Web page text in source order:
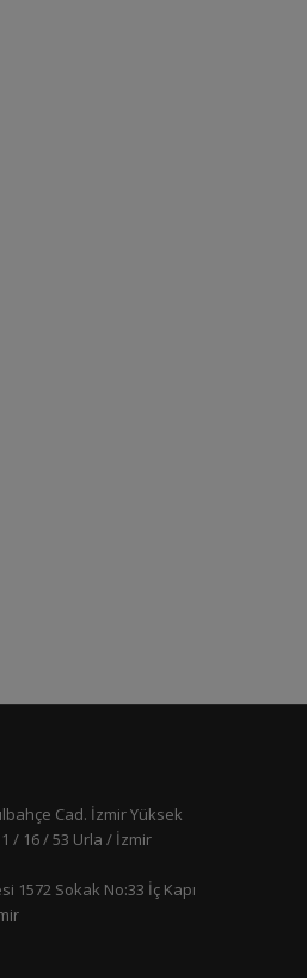
Cad. İzmir Yüksek
/ 16 / 53 Urla / İzmir
1572 Sokak No:33 İç Kapı